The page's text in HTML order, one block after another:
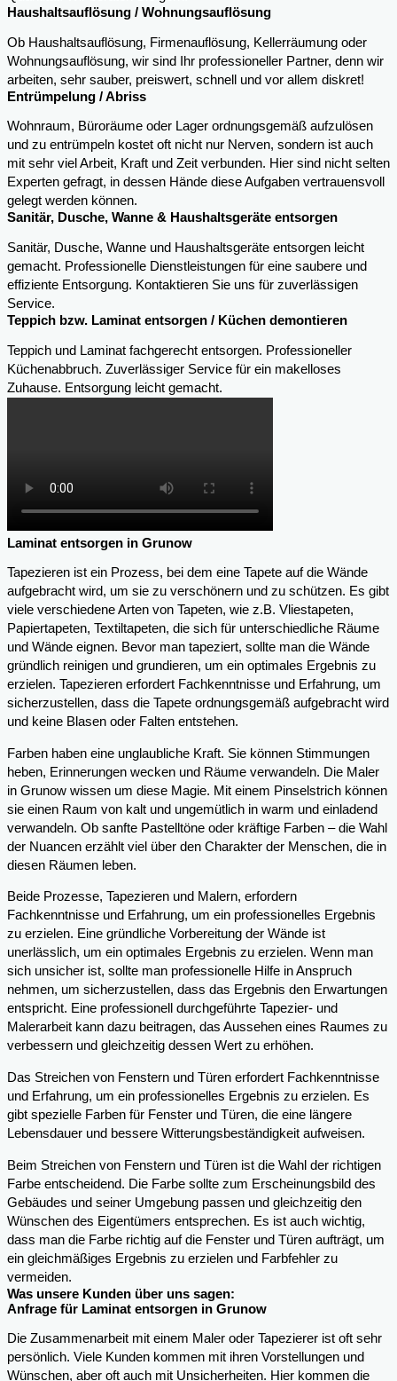
Haushaltsauflösung / Wohnungsauflösung
Ob Haushaltsauflösung, Firmenauflösung, Kellerräumung oder
Wohnungsauflösung, wir sind Ihr professioneller Partner, denn wir
arbeiten, sehr sauber, preiswert, schnell und vor allem diskret!
Entrümpelung / Abriss
Wohnraum, Büroräume oder Lager ordnungsgemäß aufzulösen
und zu entrümpeln kostet oft nicht nur Nerven, sondern ist auch
mit sehr viel Arbeit, Kraft und Zeit verbunden. Hier sind nicht selten
Experten gefragt, in dessen Hände diese Aufgaben vertrauensvoll
gelegt werden können.
Sanitär, Dusche, Wanne & Haushaltsgeräte entsorgen
Sanitär, Dusche, Wanne und Haushaltsgeräte entsorgen leicht
gemacht. Professionelle Dienstleistungen für eine saubere und
effiziente Entsorgung. Kontaktieren Sie uns für zuverlässigen
Service.
Teppich bzw. Laminat entsorgen / Küchen demontieren
Teppich und Laminat fachgerecht entsorgen. Professioneller
Küchenabbruch. Zuverlässiger Service für ein makelloses
Zuhause. Entsorgung leicht gemacht.
Laminat entsorgen in Grunow
Tapezieren ist ein Prozess, bei dem eine Tapete auf die Wände
aufgebracht wird, um sie zu verschönern und zu schützen. Es gibt
viele verschiedene Arten von Tapeten, wie z.B. Vliestapeten,
Papiertapeten, Textiltapeten, die sich für unterschiedliche Räume
und Wände eignen. Bevor man tapeziert, sollte man die Wände
gründlich reinigen und grundieren, um ein optimales Ergebnis zu
erzielen. Tapezieren erfordert Fachkenntnisse und Erfahrung, um
sicherzustellen, dass die Tapete ordnungsgemäß aufgebracht wird
und keine Blasen oder Falten entstehen.
Farben haben eine unglaubliche Kraft. Sie können Stimmungen
heben, Erinnerungen wecken und Räume verwandeln. Die Maler
in Grunow wissen um diese Magie. Mit einem Pinselstrich können
sie einen Raum von kalt und ungemütlich in warm und einladend
verwandeln. Ob sanfte Pastelltöne oder kräftige Farben – die Wahl
der Nuancen erzählt viel über den Charakter der Menschen, die in
diesen Räumen leben.
Beide Prozesse, Tapezieren und Malern, erfordern
Fachkenntnisse und Erfahrung, um ein professionelles Ergebnis
zu erzielen. Eine gründliche Vorbereitung der Wände ist
unerlässlich, um ein optimales Ergebnis zu erzielen. Wenn man
sich unsicher ist, sollte man professionelle Hilfe in Anspruch
nehmen, um sicherzustellen, dass das Ergebnis den Erwartungen
entspricht. Eine professionell durchgeführte Tapezier- und
Malerarbeit kann dazu beitragen, das Aussehen eines Raumes zu
verbessern und gleichzeitig dessen Wert zu erhöhen.
Das Streichen von Fenstern und Türen erfordert Fachkenntnisse
und Erfahrung, um ein professionelles Ergebnis zu erzielen. Es
gibt spezielle Farben für Fenster und Türen, die eine längere
Lebensdauer und bessere Witterungsbeständigkeit aufweisen.
Beim Streichen von Fenstern und Türen ist die Wahl der richtigen
Farbe entscheidend. Die Farbe sollte zum Erscheinungsbild des
Gebäudes und seiner Umgebung passen und gleichzeitig den
Wünschen des Eigentümers entsprechen. Es ist auch wichtig,
dass man die Farbe richtig auf die Fenster und Türen aufträgt, um
ein gleichmäßiges Ergebnis zu erzielen und Farbfehler zu
vermeiden.
Was unsere Kunden über uns sagen:
Anfrage für Laminat entsorgen in Grunow
Die Zusammenarbeit mit einem Maler oder Tapezierer ist oft sehr
persönlich. Viele Kunden kommen mit ihren Vorstellungen und
Wünschen, aber oft auch mit Unsicherheiten. Hier kommen die